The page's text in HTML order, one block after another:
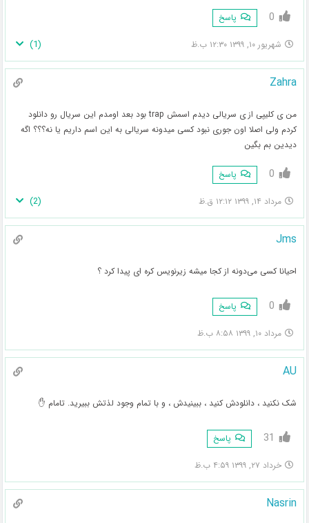
0 پاسخ
شهریور ۱۰, ۱۳۹۹ ۱۲:۳۰ ب.ظ (
1
)
Zahra
من ی کلیپی از ی سریالی دیدم اسمش trap بود بعد اومدم این سریال رو دانلود
کردم ولی اصلا اون جوری نبود کسی میدونه سریالی به این اسم داریم یا نه؟؟؟ اگه
دیدین بم بگین
0 پاسخ
مرداد ۱۴, ۱۳۹۹ ۱۲:۱۲ ق.ظ (
2
)
Jms
احیانا کسی می‌دونه از کجا میشه زیرنویس کره ای پیدا کرد ؟
0 پاسخ
مرداد ۱۰, ۱۳۹۹ ۸:۵۸ ب.ظ
AU
شک نکنید ، دانلودش کنید ، ببینیدش ، و با تمام وجود لذتش ببیرید. تامام ✋
31 پاسخ
خرداد ۲۷, ۱۳۹۹ ۴:۵۹ ب.ظ
Nasrin